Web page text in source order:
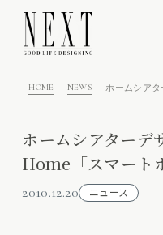
HOME NEWS
ホームシアター
Home「スマート
2010.12.20 ニュース